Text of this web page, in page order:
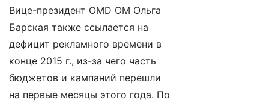
Вице-президент OMD OM Ольга
Барская также ссылается на
дефицит рекламного времени в
конце 2015 г., из-за чего часть
бюджетов и кампаний перешли
на первые месяцы этого года. По